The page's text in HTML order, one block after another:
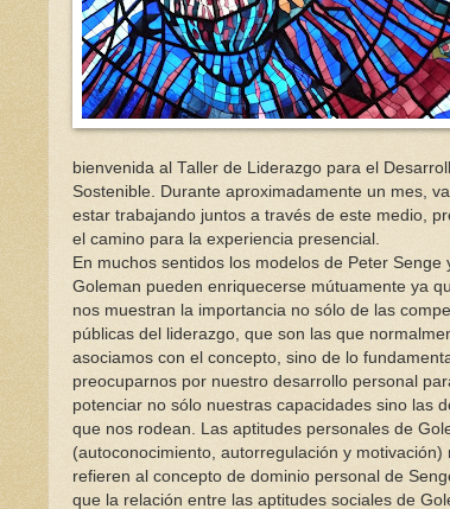
bienvenida al Taller de Liderazgo para el
Sostenible. Durante aproximadamente un mes,
estar trabajando juntos a través de este medio,
el camino para la experiencia presencial.
En muchos sentidos los modelos de Peter Senge
Goleman pueden enriquecerse mútuamente ya
nos muestran la importancia no sólo de las
públicas del liderazgo, que son las que
asociamos con el concepto, sino de lo
preocuparnos por nuestro desarrollo personal
potenciar no sólo nuestras capacidades sino las
que nos rodean. Las aptitudes personales de
(autoconocimiento, autorregulación y motivación)
refieren al concepto de dominio personal de
que la relación entre las aptitudes sociales de